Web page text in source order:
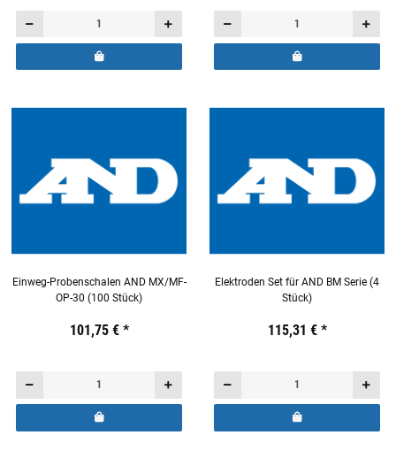
Einweg-Probenschalen AND MX/MF-
OP-30 (100 Stück)
19,44 €inkl. 19% USt.
101,75 € *
Elektroden Set für AND BM Serie (4
Stück)
19,44 € inkl. 19% USt.
115,31 € *